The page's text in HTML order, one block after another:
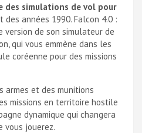
des simulations de vol pour
des années 1990. Falcon 4.0 :
de son simulateur de
qui vous emmène dans les
coréenne pour des missions
armes et des munitions
missions en territoire hostile
dynamique qui changera
vous jouerez.